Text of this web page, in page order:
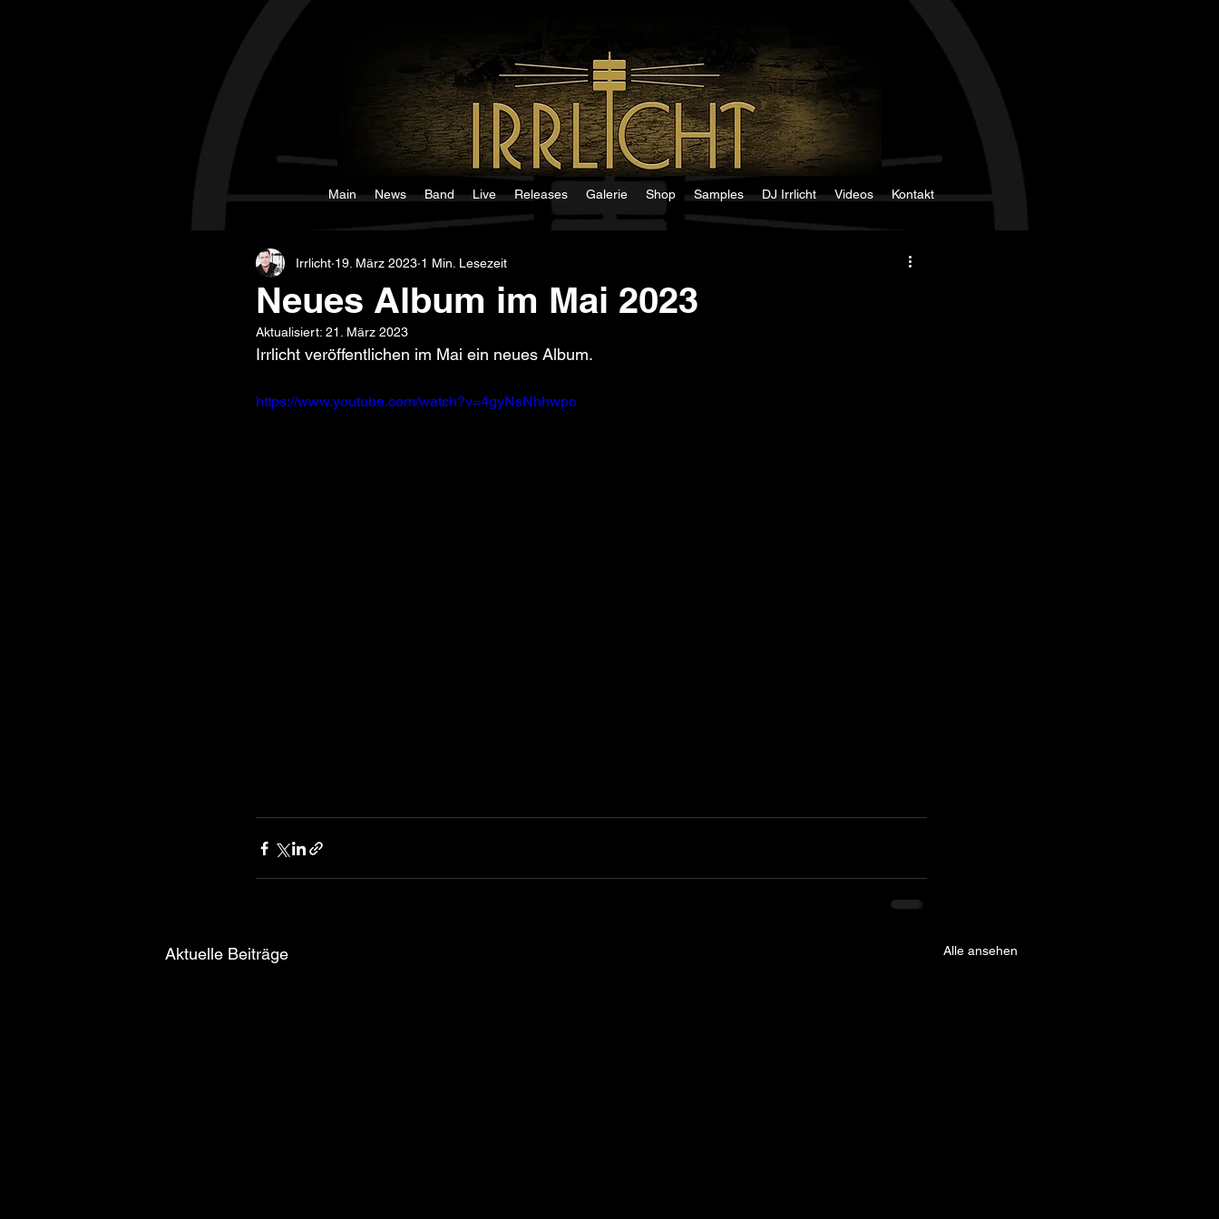
Main News Band Live Releases Galerie Shop Samples DJ Irrlicht Videos Kontakt
Neues Album im Mai 2023
Irrlicht 19. März 2023 1 Min. Lesezeit
Aktualisiert: 21. März 2023
Irrlicht veröffentlichen im Mai ein neues Album.
https://www.youtube.com/watch?v=4gyNsNhhwpo
Aktuelle Beiträge Alle ansehen